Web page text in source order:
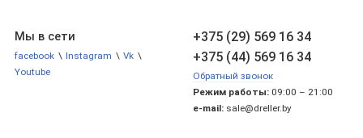
+375 (29) 569 16 34
+375 (44) 569 16 34
Обратный звонок
Режим работы: 09:00 – 21:00
e-mail: sale@dreller.by
Мы в сети
facebook \ Instagram \ Vk \
Youtube